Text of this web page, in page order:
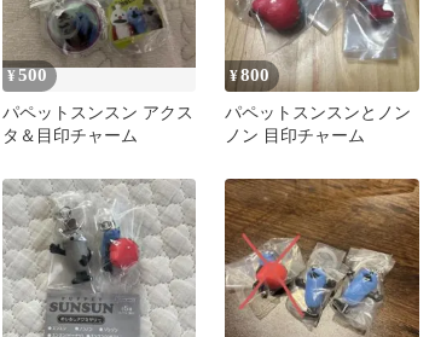
¥500
パペットスンスン アクス
タ＆目印チャーム
¥800
パペットスンスンとノン
ノン 目印チャーム